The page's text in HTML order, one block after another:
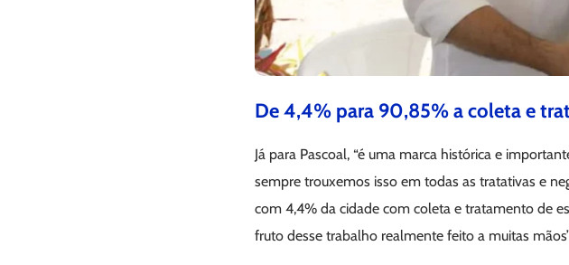
De 4,4% para 90,85% a coleta e
Já para Pascoal, “é uma marca histórica e
sempre trouxemos isso em todas as tratativas e
com 4,4% da cidade com coleta e tratamento de
fruto desse trabalho realmente feito a muitas